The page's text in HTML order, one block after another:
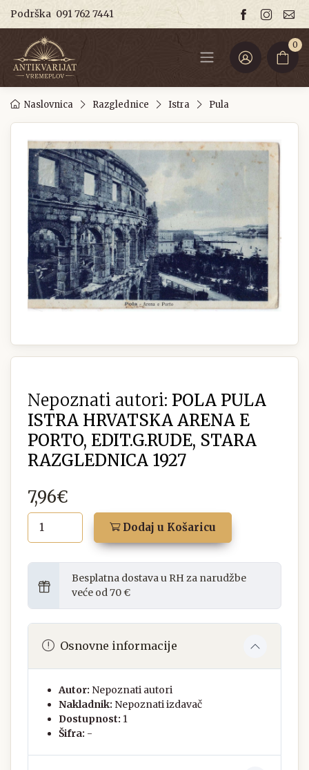
Podrška 091 762 7441
0
Naslovnica Razglednice Istra Pula
Nepoznati autori: POLA PULA
ISTRA HRVATSKA ARENA E
PORTO, EDIT.G.RUDE, STARA
RAZGLEDNICA 1927
7,96€
Dodaj u Košaricu
Besplatna dostava u RH za narudžbe
veće od 70 €
Osnovne informacije
Autor: Nepoznati autori
Nakladnik: Nepoznati izdavač
Dostupnost: 1
Šifra: -